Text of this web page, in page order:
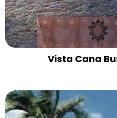
Vista Cana